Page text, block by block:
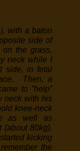
with a baton
side of
the grass,
neck while I
side, in fetal
Then, a
to ”help”
neck with his
knee-neck
as well as
80kg).
kicking
the